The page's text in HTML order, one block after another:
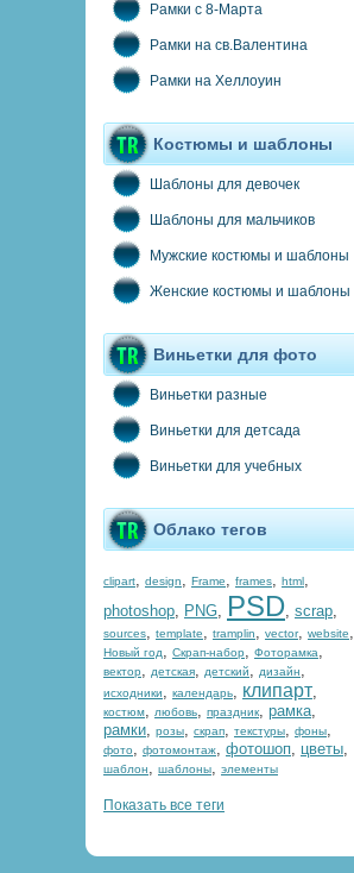
Рамки с 8-Марта
Рамки на св.Валентина
Рамки на Хеллоуин
Костюмы и шаблоны
Шаблоны для девочек
Шаблоны для мальчиков
Мужские костюмы и шаблоны
Женские костюмы и шаблоны
Виньетки для фото
Виньетки разные
Виньетки для детсада
Виньетки для учебных
Облако тегов
clipart, design, Frame, frames, html,
photoshop, PNG, PSD, scrap,
sources, template, tramplin, vector, website,
Новый год, Скрап-набор, Фоторамка,
вектор, детская, детский, дизайн,
исходники, календарь, клипарт,
костюм, любовь, праздник, рамка,
рамки, розы, скрап, текстуры, фоны,
фото, фотомонтаж, фотошоп, цветы,
шаблон, шаблоны, элементы
Показать все теги